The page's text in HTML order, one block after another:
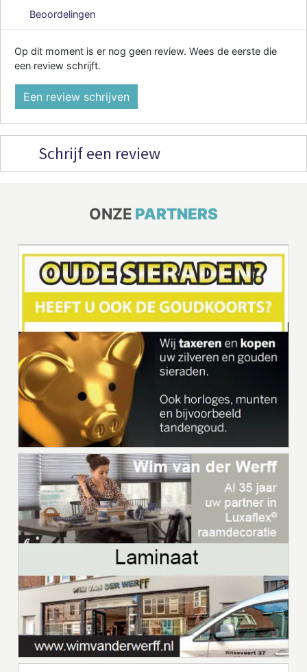
Beoordelingen
Op dit moment is er nog geen review. Wees de eerste die
een review schrijft.
Een review schrijven
Schrijf een review
ONZE PARTNERS